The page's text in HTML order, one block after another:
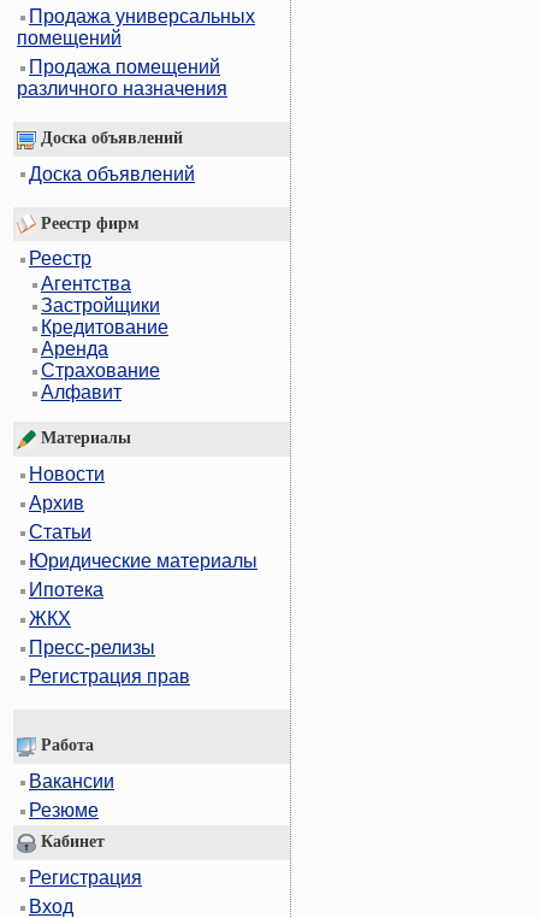
Продажа универсальных
помещений
Продажа помещений
различного назначения
Доска объявлений
Доска объявлений
Реестр фирм
Реестр
Агентства
Застройщики
Кредитование
Аренда
Страхование
Алфавит
Материалы
Новости
Архив
Статьи
Юридические материалы
Ипотека
ЖКХ
Пресс-релизы
Регистрация прав
Работа
Вакансии
Резюме
Кабинет
Регистрация
Вход